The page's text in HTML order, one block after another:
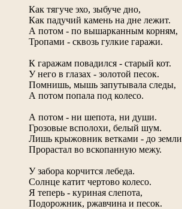
Как тягуче эхо, зыбуче дно,
Как падучий камень на дне лежит.
А потом - по вышарканным корням,
Тропами - сквозь гулкие гаражи.
К гаражам повадился - старый кот.
У него в глазах - золотой песок.
Помнишь, мышь запутывала следы,
А потом попала под колесо.
А потом - ни шепота, ни души.
Грозовые всполохи, белый шум.
Лишь крыжовник ветками - до земли
Прорастал во вскопанную межу.
У забора корчится лебеда.
Солнце катит чертово колесо.
Я теперь - куриная слепота,
Подорожник, ржавчина и песок.